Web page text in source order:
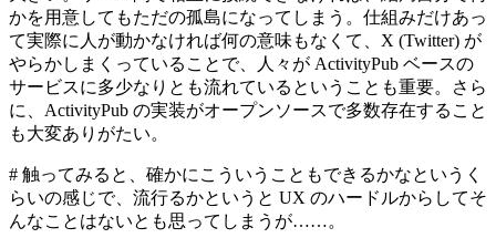
かを用意してもただの孤島になってしまう。仕組みだけあっ
て実際に人が動かなければ何の意味もなくて、X (Twitter) が
やらかしまくっていることで、人々が ActivityPub ベースの
サービスに多少なりとも流れているということも重要。さら
に、ActivityPub の実装がオープンソースで多数存在すること
も大変ありがたい。
# 触ってみると、確かにこういうこともできるかなというく
らいの感じで、流行るかというと UX のハードルからしてそ
んなことはないとも思ってしまうが……。